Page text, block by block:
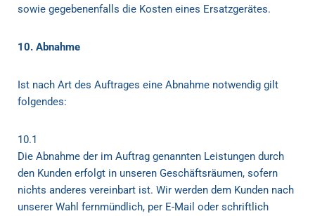
sowie gegebenenfalls die Kosten eines Ersatzgerätes.
10. Abnahme
Ist nach Art des Auftrages eine Abnahme notwendig gilt
folgendes:
10.1
Die Abnahme der im Auftrag genannten Leistungen durch
den Kunden erfolgt in unseren Geschäftsräumen, sofern
nichts anderes vereinbart ist. Wir werden dem Kunden nach
unserer Wahl fernmündlich, per E-Mail oder schriftlich